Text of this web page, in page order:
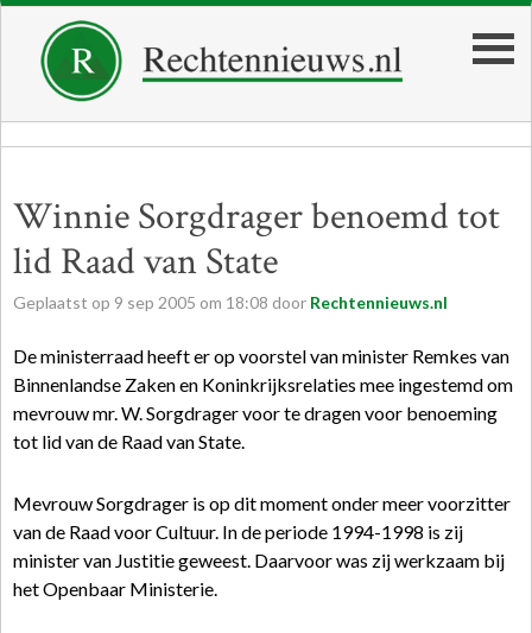
Winnie Sorgdrager benoemd tot
lid Raad van State
Geplaatst op 9 sep 2005 om 18:08 door Rechtennieuws.nl
De ministerraad heeft er op voorstel van minister Remkes van
Binnenlandse Zaken en Koninkrijksrelaties mee ingestemd om
mevrouw mr. W. Sorgdrager voor te dragen voor benoeming
tot lid van de Raad van State.
Mevrouw Sorgdrager is op dit moment onder meer voorzitter
van de Raad voor Cultuur. In de periode 1994-1998 is zij
minister van Justitie geweest. Daarvoor was zij werkzaam bij
het Openbaar Ministerie.